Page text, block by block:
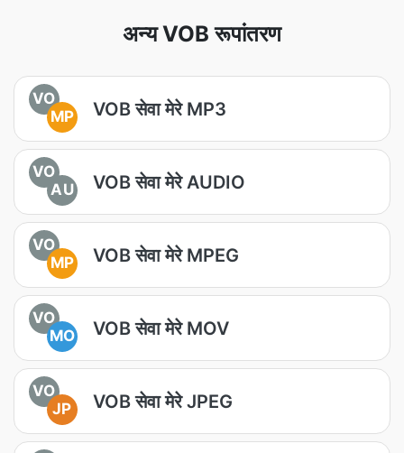
अन्य VOB रूपांतरण
VO
MP
VOB सेवा मेरे MP3
VO
AU
VOB सेवा मेरे AUDIO
VO
MP
VOB सेवा मेरे MPEG
VO
MO
VOB सेवा मेरे MOV
VO
JP
VOB सेवा मेरे JPEG